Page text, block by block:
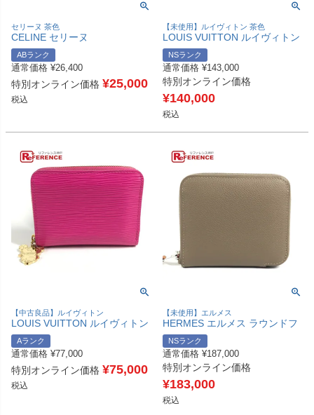
セリーヌ 茶色
CELINE セリーヌ
663BFL.15KH キルティング Ｃ
チャーム コンパクトジップ ウ
ォレット 財布 コインケース レ
ザー レディース カーキー ブラ
ウン 【中古】
ABランク
通常価格 ¥26,400
特別オンライン価格 ¥25,000
税込
【未使用】ルイヴィトン 茶色
LOUIS VUITTON ルイヴィトン
M25732 モノグラム グレースコ
ディントン 猫 キャット パウケ
ット パース パウケットパース
財布 2つ折り チェーン キーホ
ルダー キーケース カードケー
ス モノグラムキャンバス レデ
ィース ブラウン 未使用 【中
NSランク
通常価格 ¥143,000
特別オンライン価格
¥140,000
税込
【中古良品】ルイヴィトン
LOUIS VUITTON ルイヴィトン
Ｍ14144 日本限定 エピ 村上隆
LV × TM ジッピーコインパース
財布 小銭入れ ラウンドファス
ナー コインケース エピレザー
レディース カワイイピンク ピ
ンク 【中古】
Aランク
通常価格 ¥77,000
特別オンライン価格 ¥75,000
税込
【未使用】エルメス
HERMES エルメス ラウンドフ
ァスナー アザップコンパクト
シルクイン 2つ折り財布 コンパ
クトウォレット 小銭入れ コイ
ンケース エヴァーカラー ユニ
セックス エトゥープ グレー 未
使用 【中古】
NSランク
通常価格 ¥187,000
特別オンライン価格
¥183,000
税込